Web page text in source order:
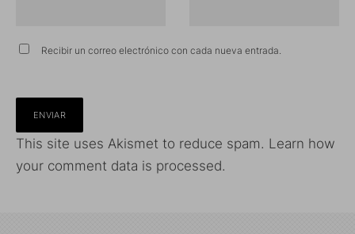
Recibir un correo electrónico con cada nueva entrada.
This site uses Akismet to reduce spam. Learn how
your comment data is processed.